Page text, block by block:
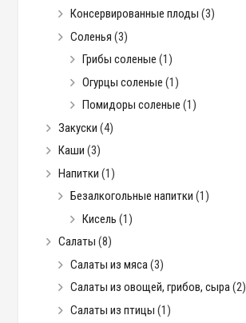
Консервированные плоды (3)
Соленья (3)
Грибы соленые (1)
Огурцы соленые (1)
Помидоры соленые (1)
Закуски (4)
Каши (3)
Напитки (1)
Безалкогольные напитки (1)
Кисель (1)
Салаты (8)
Салаты из мяса(3)
Салаты из овощей, грибов, сыра(2)
Салаты из птицы (1)